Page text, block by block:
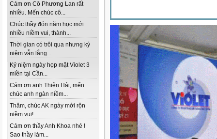
Cám ơn Cô Phương Lan rất
nhiều. Mến chúc cô...
Chúc thầy đón năm học mới
nhiều niềm vui, thành...
Thời gian có trôi qua nhưng kỷ
niệm vẫn lắng...
Kỷ niệm ngày họp mặt Violet 3
miền tại Cần...
Cám ơn anh Thiện Hải, mến
chúc anh ngàn niềm...
Thăm, chúc AK ngày mới rộn
niềm vui!...
Cám ơn thầy Anh Khoa nhé !
Sao thầy làm...